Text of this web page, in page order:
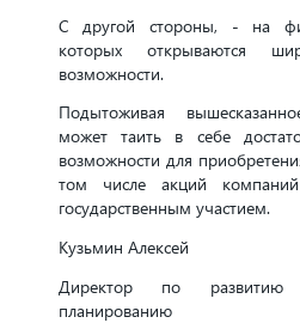
С другой стороны, - на
которых открываются
возможности.
Подытоживая
может таить в себе
возможности для
том числе акций
государственным участием.
Кузьмин Алексей
Директор по развитию
планированию